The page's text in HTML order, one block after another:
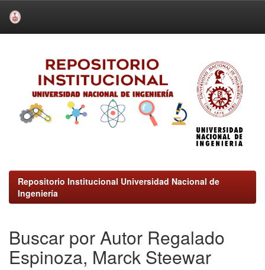
Repositorio Institucional Universidad Nacional de
Ingeniería
Buscar por Autor Regalado
Espinoza, Marck Steewar